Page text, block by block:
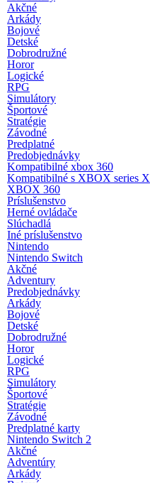
Akčné
Arkády
Bojové
Detské
Dobrodružné
Horor
Logické
RPG
Simulátory
Športové
Stratégie
Závodné
Predplatné
Predobjednávky
Kompatibilné xbox 360
Kompatibilné s XBOX series X
XBOX 360
Príslušenstvo
Herné ovládače
Slúchadlá
Iné príslušenstvo
Nintendo
Nintendo Switch
Akčné
Adventury
Predobjednávky
Arkády
Bojové
Detské
Dobrodružné
Horor
Logické
RPG
Simulátory
Športové
Stratégie
Závodné
Predplatné karty
Nintendo Switch 2
Akčné
Adventúry
Arkády